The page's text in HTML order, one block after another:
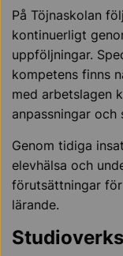
På Töjnaskolan
kontinuerligt
uppföljningar.
kompetens finns
med arbetslagen
anpassningar och
Genom tidiga
elevhälsa och
förutsättningar
lärande.